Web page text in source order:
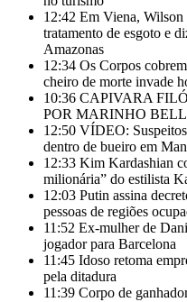
12:42 Em Viena, Wilson
tratamento de esgoto e
Amazonas
12:34 Os Corpos
cheiro de morte invade
10:36 CAPIVARA
POR MARINHO
12:50 VÍDEO:
dentro de bueiro em
12:33 Kim Kardashian
milionária” do estilista
12:03 Putin assina
pessoas de regiões
11:52 Ex-mulher de
jogador para Barcelona
11:45 Idoso retoma
pela ditadura
11:39 Corpo de